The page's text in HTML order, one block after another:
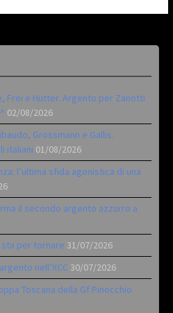
Frei e Hutter. Argento per Zanotti
02/08/2026
Grossmann e Gallis.
italiani 01/08/2026
l’ultima sfida agonistica di una
il secondo argento azzurro a
sta per tornare 31/07/2026
nell’XCC 30/07/2026
Toscana della Gf Pinocchio